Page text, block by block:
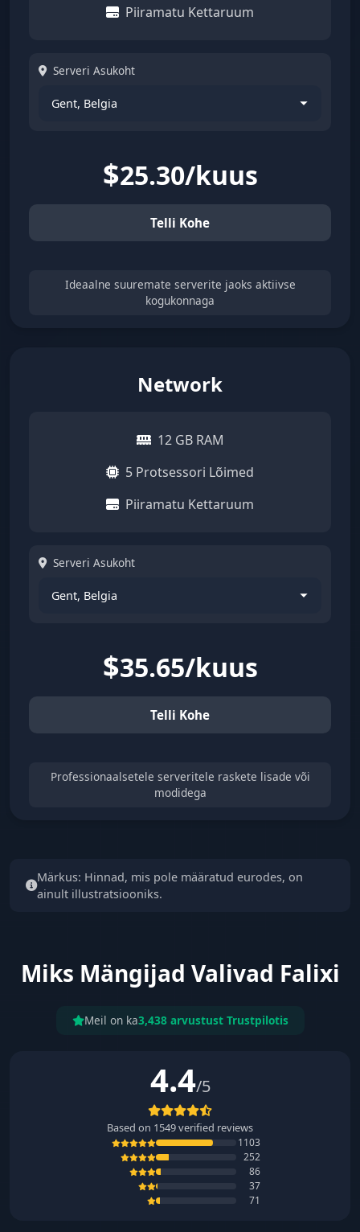
Piiramatu Kettaruum
Serveri Asukoht
$25.30/kuus
Telli Kohe
Ideaalne suuremate serverite jaoks aktiivse
kogukonnaga
Network
12 GB RAM
5 Protsessori Lõimed
Piiramatu Kettaruum
Serveri Asukoht
$35.65/kuus
Telli Kohe
Professionaalsetele serveritele raskete lisade või
modidega
Märkus: Hinnad, mis pole määratud eurodes, on
ainult illustratsiooniks.
Miks Mängijad Valivad Falixi
Meil on ka3,438 arvustust Trustpilotis
4.4/5
Based on 1549verified reviews
1103
252
86
37
71